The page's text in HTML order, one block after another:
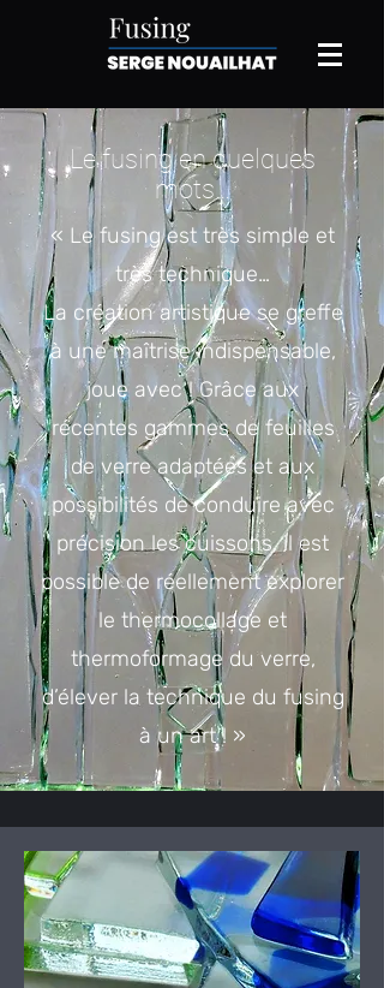
Le fusing en quelques
mots…
« Le fusing est très simple et
très technique…
La création artistique se greffe
à une maîtrise indispensable,
joue avec ! Grâce aux
récentes gammes de feuilles
de verre adaptées et aux
possibilités de conduire avec
précision les cuissons, il est
possible de réellement explorer
le thermocollage et
thermoformage du verre,
d’élever la technique du fusing
à un art ! »